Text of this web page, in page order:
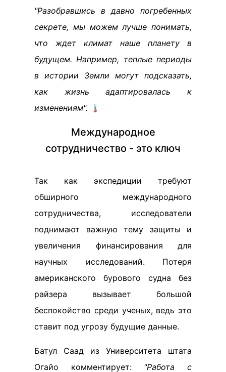
"Разобравшись в давно погребенных
секрете, мы можем лучше понимать,
что ждет климат наше планету в
будущем. Например, теплые периоды
в истории Земли могут подсказать,
как жизнь адаптировалась к
изменениям". 🌡️
Международное
сотрудничество - это ключ
Так как экспедиции требуют
обширного международного
сотрудничества, исследователи
поднимают важную тему защиты и
увеличения финансирования для
научных исследований. Потеря
американского бурового судна без
райзера вызывает большой
беспокойство среди ученых, ведь это
ставит под угрозу будущие данные.
Батул Саад из Университета штата
Огайо комментирует: "Работа с